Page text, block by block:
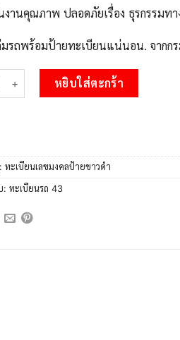
งานคุณภาพ ปลอดภัยเรื่อง ธุรกรรมทา
มรถพร้อมป้ายทะเบียนแน่นอน. จากก
51.okdee ป้ายทะเบียนรถ ฉจ 43 ทะเบี
หยิบใส่ตะกร้า
ทะเบียนเลขมงคลป้ายขาวดำ
: ทะเบียนรถ 43